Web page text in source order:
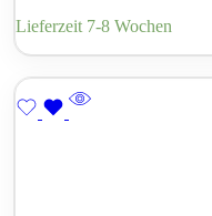
Lieferzeit 7-8 Wochen